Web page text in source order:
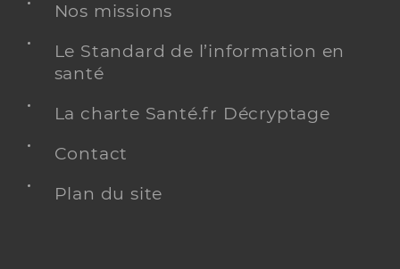
Nos missions
Le Standard de l’information en
santé
La charte Santé.fr Décryptage
Contact
Plan du site